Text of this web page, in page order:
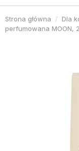
Strona główna Dla
perfumowana MOON,